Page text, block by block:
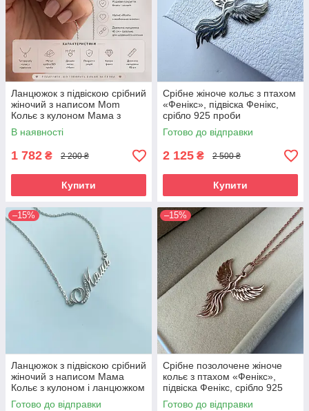
Ланцюжок з підвіскою срібний
жіночий з написом Mom
Кольє з кулоном Мама з
ланцюжком зі срібла
В наявності
1 782 ₴ 2 200 ₴
Купити
Срібне жіноче кольє з птахом
«Фенікс», підвіска Фенікс,
срібло 925 проби
Готово до відправки
2 125 ₴ 2 500 ₴
Купити
–15%
Ланцюжок з підвіскою срібний
жіночий з написом Мама
Кольє з кулоном і ланцюжком
зі срібла
Готово до відправки
–15%
Срібне позолочене жіноче
кольє з птахом «Фенікс»,
підвіска Фенікс, срібло 925
проби
Готово до відправки